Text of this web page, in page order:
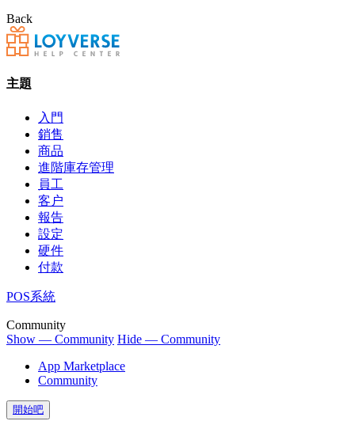
Back
主題
入門
銷售
商品
進階庫存管理
員工
客户
報告
設定
硬件
付款
POS系統
Community
Show — Community Hide — Community
App Marketplace
Community
開始吧